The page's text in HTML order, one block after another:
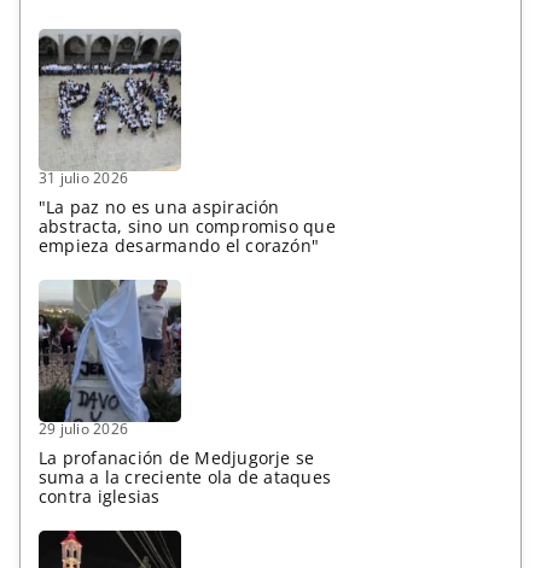
31 julio 2026
"La paz no es una aspiración
abstracta, sino un compromiso que
empieza desarmando el corazón"
29 julio 2026
La profanación de Medjugorje se
suma a la creciente ola de ataques
contra iglesias